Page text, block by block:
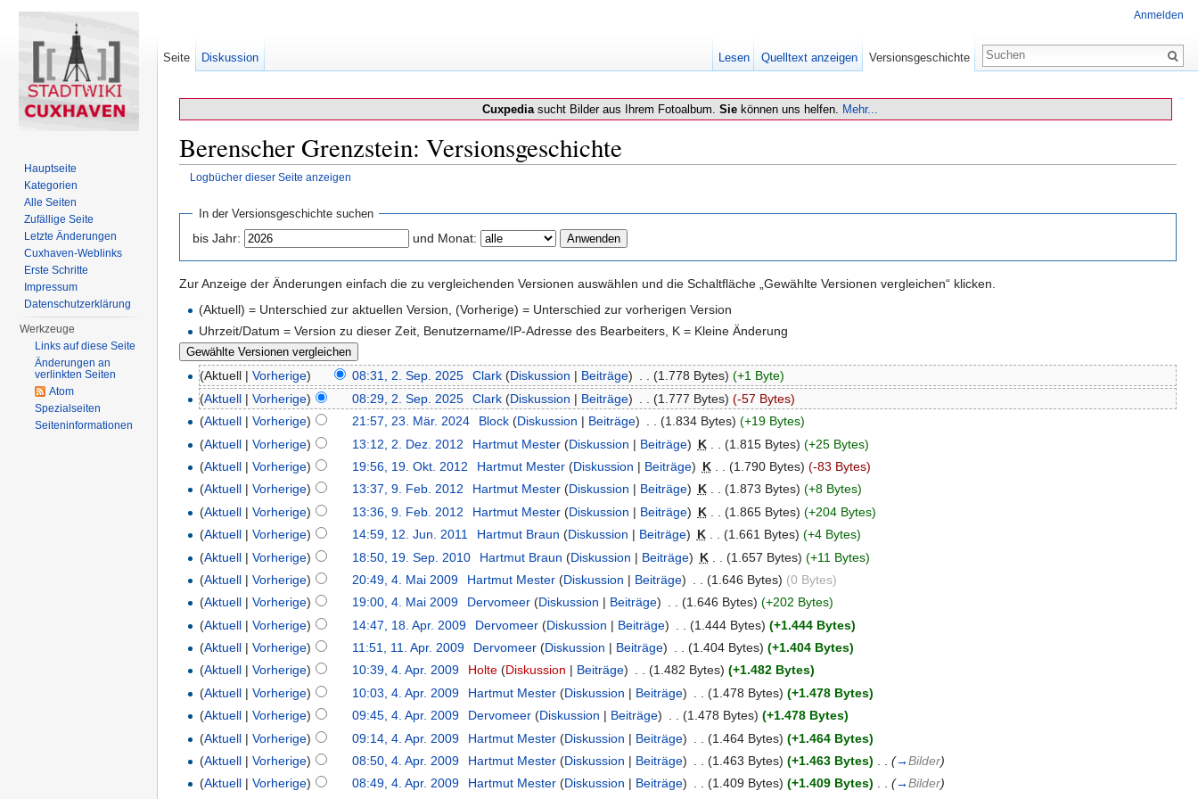
Cuxpediasucht Bilder aus Ihrem Fotoalbum. Sie können uns helfen. Mehr...
Berenscher Grenzstein: Versionsgeschichte
Logbücher dieser Seite anzeigen
In der Versionsgeschichte suchen
bis Jahr: und Monat:
Zur Anzeige der Änderungen einfach die zu vergleichenden Versionen auswählen und die Schaltfläche „Gewählte Versionen vergleichen“ klicken.
(Aktuell) = Unterschied zur aktuellen Version, (Vorherige) = Unterschied zur vorherigen Version
Uhrzeit/Datum = Version zu dieser Zeit, Benutzername/IP-Adresse des Bearbeiters, K = Kleine Änderung
(Aktuell |Vorherige) 08:31, 2. Sep. 2025 Clark (Diskussion | Beiträge) . . (1.778 Bytes) (+1 Byte)
(Aktuell |Vorherige) 08:29, 2. Sep. 2025 Clark (Diskussion | Beiträge) (1.777 Bytes) (-57 Bytes)
(Aktuell |Vorherige) 21:57, 23. Mär. 2024 Block (Diskussion | Beiträge) (1.834 Bytes) (+19 Bytes)
(Aktuell |Vorherige) 13:12, 2. Dez. 2012 Hartmut Mester (Diskussion | Beiträge) K (1.815 Bytes) (+25 Bytes)
(Aktuell |Vorherige) 19:56, 19. Okt. 2012 Hartmut Mester (Diskussion | Beiträge) K (1.790 Bytes) (-83 Bytes)
(Aktuell |Vorherige) 13:37, 9. Feb. 2012 Hartmut Mester (Diskussion | Beiträge) K . . (1.873 Bytes) (+8 Bytes)
(Aktuell |Vorherige) 13:36, 9. Feb. 2012 Hartmut Mester (Diskussion | Beiträge) K (1.865 Bytes) (+204 Bytes)
(Aktuell |Vorherige) 14:59, 12. Jun. 2011 Hartmut Braun (Diskussion | Beiträge) K (1.661 Bytes) (+4 Bytes)
(Aktuell |Vorherige) 18:50, 19. Sep. 2010 Hartmut Braun (Diskussion | Beiträge) K (1.657 Bytes) (+11 Bytes)
(Aktuell |Vorherige) 20:49, 4. Mai 2009 Hartmut Mester (Diskussion | Beiträge) (1.646 Bytes) (0 Bytes)
(Aktuell |Vorherige) 19:00, 4. Mai 2009 Dervomeer (Diskussion | Beiträge) . . (1.646 Bytes) (+202 Bytes)
(Aktuell |Vorherige) 14:47, 18. Apr. 2009 Dervomeer (Diskussion | Beiträge) (1.444 Bytes) (+1.444 Bytes)
(Aktuell |Vorherige) 11:51, 11. Apr. 2009 Dervomeer (Diskussion | Beiträge) (1.404 Bytes) (+1.404 Bytes)
(Aktuell |Vorherige) 10:39, 4. Apr. 2009 Holte (Diskussion | Beiträge) . . (1.482 Bytes) (+1.482 Bytes)
(Aktuell |Vorherige) 10:03, 4. Apr. 2009 Hartmut Mester (Diskussion | Beiträge) (1.478 Bytes) (+1.478 Bytes)
(Aktuell |Vorherige) 09:45, 4. Apr. 2009 Dervomeer (Diskussion | Beiträge) . . (1.478 Bytes) (+1.478 Bytes)
(Aktuell |Vorherige) 09:14, 4. Apr. 2009 Hartmut Mester (Diskussion | Beiträge) (1.464 Bytes) (+1.464 Bytes)
(Aktuell |Vorherige) 08:50, 4. Apr. 2009 Hartmut Mester (Diskussion | Beiträge) (1.463 Bytes) (+1.463 Bytes) (→Bilder)
(Aktuell |Vorherige) 08:49, 4. Apr. 2009 Hartmut Mester (Diskussion | Beiträge) . . (1.409 Bytes) (+1.409 Bytes) . . (→Bilder)
Anmelden
Seite Diskussion Lesen Quelltext anzeigen Versionsgeschichte
Hauptseite
Kategorien
Alle Seiten
Zufällige Seite
Letzte Änderungen
Cuxhaven-Weblinks
Erste Schritte
Impressum
Datenschutzerklärung
Werkzeuge
Links auf diese Seite
Änderungen an
verlinkten Seiten
Atom
Spezialseiten
Seiten­informationen